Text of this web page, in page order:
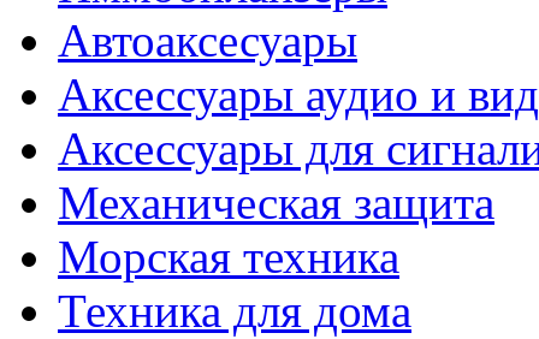
Автоаксесуары
Аксессуары аудио и
Аксессуары для
Механическая защита
Морская техника
Техника для дома